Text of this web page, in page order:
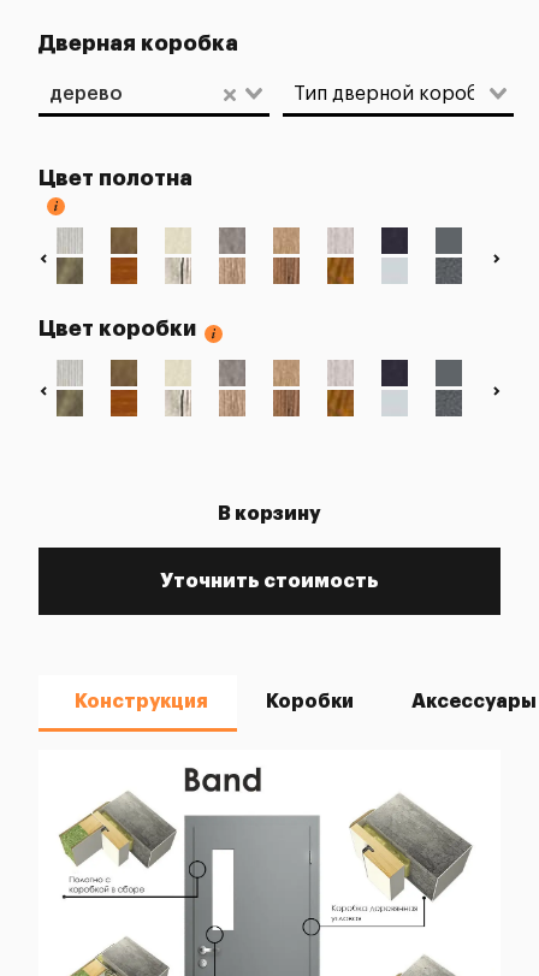
Дверная коробка
дерево
Цвет полотна
Цвет коробки
В корзину
Уточнить стоимость
Конструкция Коробки Аксессуары